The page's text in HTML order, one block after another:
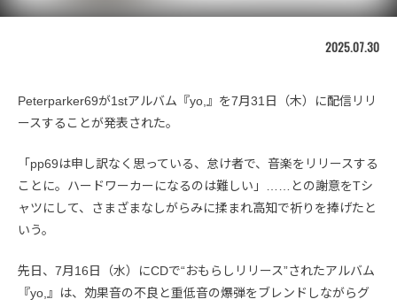
2025.07.30
Peterparker69が1stアルバム『yo,』を7月31日（木）に配信リリ
ースすることが発表された。
「pp69は申し訳なく思っている、怠け者で、音楽をリリースする
ことに。ハードワーカーになるのは難しい」……との謝意をTシ
ャツにして、さまざまなしがらみに揉まれ高知で祈りを捧げたと
いう。
先日、7月16日（水）にCDで“おもらしリリース”されたアルバム
『yo,』は、効果音の不良と重低音の爆弾をブレンドしながらグ